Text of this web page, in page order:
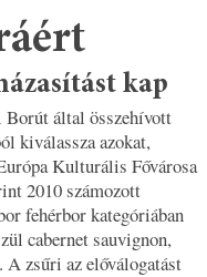
kap
Borút által összehívott
kiválassza azokat,
Kulturális Fővárosa
2010 számozott
fehérbor kategóriában
cabernet sauvignon,
zsűri az előválogatást